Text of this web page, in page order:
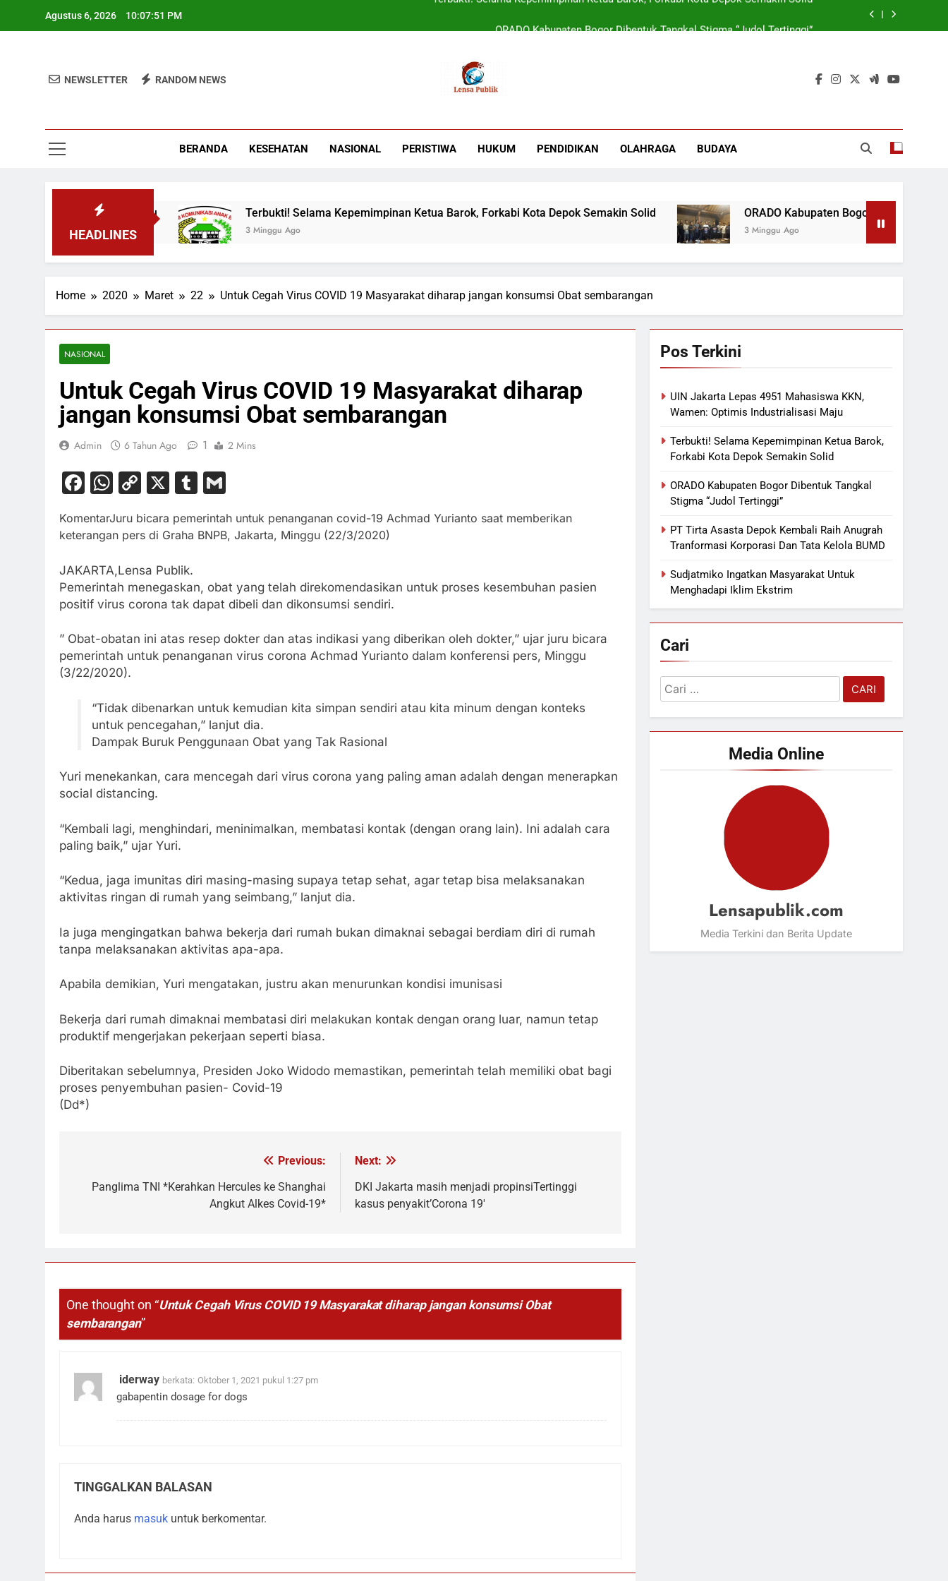
Agustus 6, 2026 10:07:52 PM
UIN Jakarta Lepas 4951 Mahasiswa KKN, Wamen: Optimis Industrialisasi Maju
NEWSLETTER RANDOM NEWS
BERANDA KESEHATAN NASIONAL PERISTIWA HUKUM PENDIDIKAN OLAHRAGA BUDAYA
HEADLINES
Industrialisasi Maju Terbukti! Selama Kepemimpinan Ketua Barok, Forkabi Kota Depok Semakin Solid
3 Minggu Ago
ORADO Kabupaten Bogor Dibentuk Tangkal
3 Minggu Ago
Home 2020 Maret 22 Untuk Cegah Virus COVID 19 Masyarakat diharap jangan konsumsi Obat sembarangan
NASIONAL
Untuk Cegah Virus COVID 19 Masyarakat diharap
jangan konsumsi Obat sembarangan
Admin 6 Tahun Ago 1 2 Mins
Facebook
WhatsApp
Copy
X Tumblr
KomentarJuru bicara pemerintah untuk penanganan covid-19 Achmad Yurianto saat memberikan
keterangan pers di Graha BNPB, Jakarta, Minggu (22/3/2020)
JAKARTA,Lensa Publik.
Pemerintah menegaskan, obat yang telah direkomendasikan untuk proses kesembuhan pasien
positif virus corona tak dapat dibeli dan dikonsumsi sendiri.
” Obat-obatan ini atas resep dokter dan atas indikasi yang diberikan oleh dokter,” ujar juru bicara
pemerintah untuk penanganan virus corona Achmad Yurianto dalam konferensi pers, Minggu
(3/22/2020).
“Tidak dibenarkan untuk kemudian kita simpan sendiri atau kita minum dengan konteks
untuk pencegahan,” lanjut dia.
Dampak Buruk Penggunaan Obat yang Tak Rasional
Yuri menekankan, cara mencegah dari virus corona yang paling aman adalah dengan menerapkan
social distancing.
“Kembali lagi, menghindari, meninimalkan, membatasi kontak (dengan orang lain). Ini adalah cara
paling baik,” ujar Yuri.
“Kedua, jaga imunitas diri masing-masing supaya tetap sehat, agar tetap bisa melaksanakan
aktivitas ringan di rumah yang seimbang,” lanjut dia.
Ia juga mengingatkan bahwa bekerja dari rumah bukan dimaknai sebagai berdiam diri di rumah
tanpa melaksanakan aktivitas apa-apa.
Apabila demikian, Yuri mengatakan, justru akan menurunkan kondisi imunisasi
Bekerja dari rumah dimaknai membatasi diri melakukan kontak dengan orang luar, namun tetap
produktif mengerjakan pekerjaan seperti biasa.
Diberitakan sebelumnya, Presiden Joko Widodo memastikan, pemerintah telah memiliki obat bagi
proses penyembuhan pasien- Covid-19
(Dd*)
pos
Previous:
Panglima TNI *Kerahkan Hercules ke Shanghai
Angkut Alkes Covid-19*
Next:
DKI Jakarta masih menjadi propinsiTertinggi
kasus penyakit’Corona 19′
One thought on “Untuk Cegah Virus COVID 19 Masyarakat diharap jangan konsumsi Obat
sembarangan”
iderway berkata: Oktober 1, 2021 pukul 1:27 pm
gabapentin dosage for dogs
TINGGALKAN BALASAN
Anda harus masuk untuk berkomentar.
Pos Terkini
UIN Jakarta Lepas 4951 Mahasiswa KKN,
Wamen: Optimis Industrialisasi Maju
Terbukti! Selama Kepemimpinan Ketua Barok,
Forkabi Kota Depok Semakin Solid
ORADO Kabupaten Bogor Dibentuk Tangkal
Stigma “Judol Tertinggi”
PT Tirta Asasta Depok Kembali Raih Anugrah
Tranformasi Korporasi Dan Tata Kelola BUMD
Sudjatmiko Ingatkan Masyarakat Untuk
Menghadapi Iklim Ekstrim
Cari
Cari
untuk:
Media Online
Lensapublik.com
Media Terkini dan Berita Update